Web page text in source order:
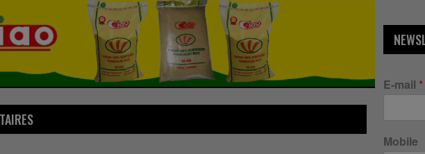
E-mail *
Mobile